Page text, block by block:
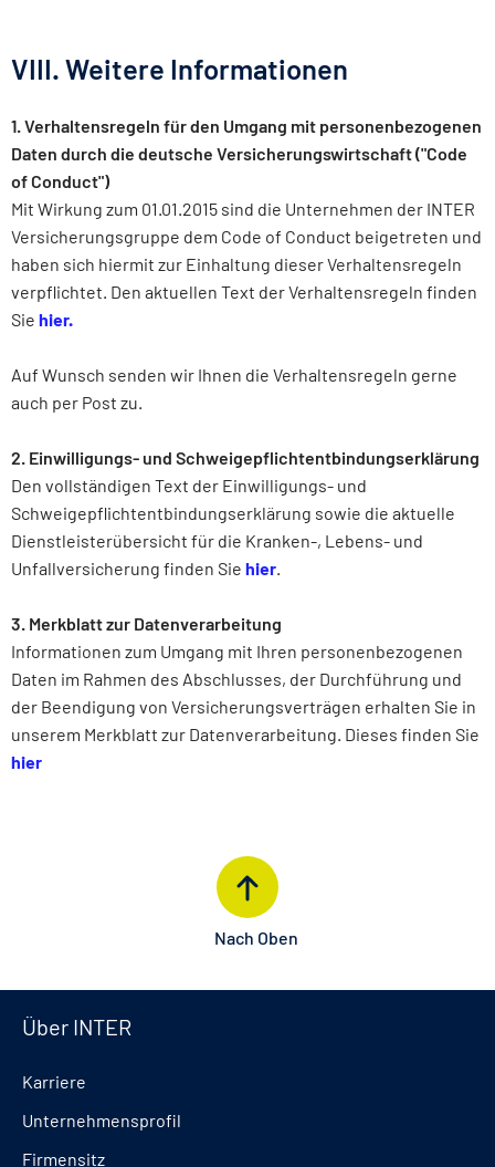
VIII. Weitere Informationen
1. Verhaltensregeln für den Umgang mit personenbezogenen
Daten durch die deutsche Versicherungswirtschaft ("Code
of Conduct")
Mit Wirkung zum 01.01.2015 sind die Unternehmen der INTER
Versicherungsgruppe dem Code of Conduct beigetreten und
haben sich hiermit zur Einhaltung dieser Verhaltensregeln
verpflichtet. Den aktuellen Text der Verhaltensregeln finden
Sie hier.
Auf Wunsch senden wir Ihnen die Verhaltensregeln gerne
auch per Post zu.
2. Einwilligungs- und Schweigepflichtentbindungserklärung
Den vollständigen Text der Einwilligungs- und
Schweigepflichtentbindungserklärung sowie die aktuelle
Dienstleisterübersicht für die Kranken-, Lebens- und
Unfallversicherung finden Sie hier.
3. Merkblatt zur Datenverarbeitung
Informationen zum Umgang mit Ihren personenbezogenen
Daten im Rahmen des Abschlusses, der Durchführung und
der Beendigung von Versicherungsverträgen erhalten Sie in
unserem Merkblatt zur Datenverarbeitung. Dieses finden Sie
hier
Nach Oben
Über INTER
Karriere
Unternehmensprofil
Firmensitz